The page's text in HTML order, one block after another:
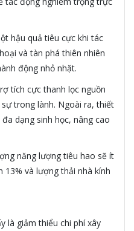
hậu quả tiêu cực khi tác
và tàn phá thiên nhiên
động nhỏ nhặt.
tích cực thanh lọc nguồn
trong lành. Ngoài ra, thiết
dạng sinh học, nâng cao
năng lượng tiêu hao sẽ ít
13% và lượng thải nhà kính
là giảm thiểu chi phí xây